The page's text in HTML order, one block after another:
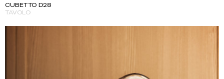
CUBETTO D28
TAVOLO